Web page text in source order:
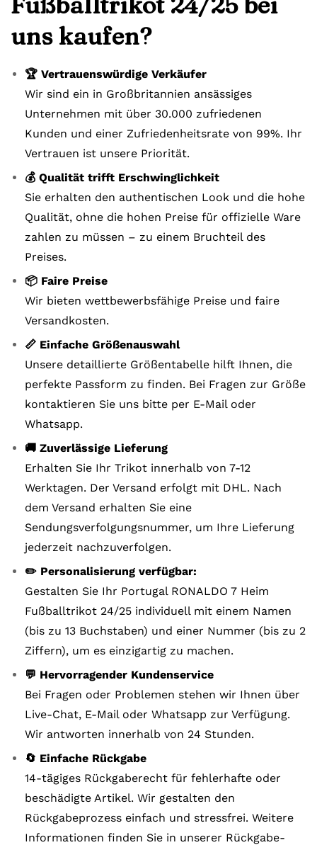
uns kaufen?
🏆 Vertrauenswürdige Verkäufer
Wir sind ein in Großbritannien ansässiges
Unternehmen mit über 30.000 zufriedenen
Kunden und einer Zufriedenheitsrate von 99%. Ihr
Vertrauen ist unsere Priorität.
💰 Qualität trifft Erschwinglichkeit
Sie erhalten den authentischen Look und die hohe
Qualität, ohne die hohen Preise für offizielle Ware
zahlen zu müssen – zu einem Bruchteil des
Preises.
📦 Faire Preise
Wir bieten wettbewerbsfähige Preise und faire
Versandkosten.
📏 Einfache Größenauswahl
Unsere detaillierte Größentabelle hilft Ihnen, die
perfekte Passform zu finden. Bei Fragen zur Größe
kontaktieren Sie uns bitte per E-Mail oder
Whatsapp.
🚚 Zuverlässige Lieferung
Erhalten Sie Ihr Trikot innerhalb von 7-12
Werktagen. Der Versand erfolgt mit DHL. Nach
dem Versand erhalten Sie eine
Sendungsverfolgungsnummer, um Ihre Lieferung
jederzeit nachzuverfolgen.
✏️ Personalisierung verfügbar:
Gestalten Sie Ihr Portugal RONALDO 7 Heim
Fußballtrikot 24/25 individuell mit einem Namen
(bis zu 13 Buchstaben) und einer Nummer (bis zu 2
Ziffern), um es einzigartig zu machen.
💬 Hervorragender Kundenservice
Bei Fragen oder Problemen stehen wir Ihnen über
Live-Chat, E-Mail oder Whatsapp zur Verfügung.
Wir antworten innerhalb von 24 Stunden.
🔄 Einfache Rückgabe
14-tägiges Rückgaberecht für fehlerhafte oder
beschädigte Artikel. Wir gestalten den
Rückgabeprozess einfach und stressfrei. Weitere
Informationen finden Sie in unserer Rückgabe-